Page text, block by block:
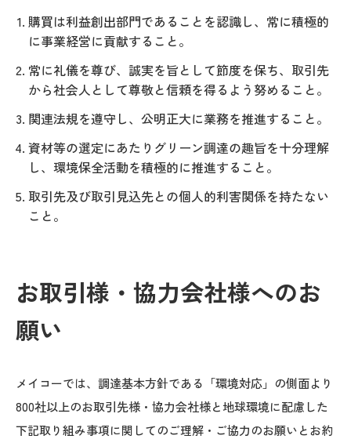
購買は利益創出部門であることを認識し、常に積極的
に事業経営に貢献すること。
常に礼儀を尊び、誠実を旨として節度を保ち、取引先
から社会人として尊敬と信頼を得るよう努めること。
関連法規を遵守し、公明正大に業務を推進すること。
資材等の選定にあたりグリーン調達の趣旨を十分理解
し、環境保全活動を積極的に推進すること。
取引先及び取引見込先との個人的利害関係を持たない
こと。
お取引様・協力会社様へのお
願い
メイコーでは、調達基本方針である「環境対応」の側面より
800社以上のお取引先様・協力会社様と地球環境に配慮した
下記取り組み事項に関してのご理解・ご協力のお願いとお約